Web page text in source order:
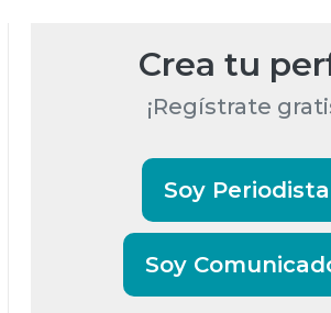
Crea tu
¡Regístrate
Soy Periodista
Soy